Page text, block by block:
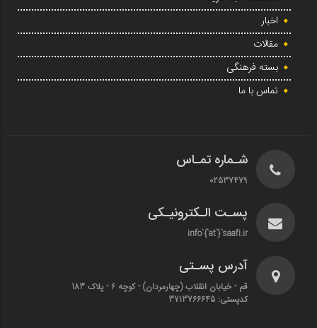
اخبار
مقالات
بسته فرهنگی
تماس با ما
شـماره تمـاس
02537479
پسـت الـکترونیـکی
info`{`at`}`saafi.ir
آدرس پسـتی
قم - خیابان انقلاب (چهارمردان)‌ - کوچه 6 - پلاک 183
کدپستی: 3713766645